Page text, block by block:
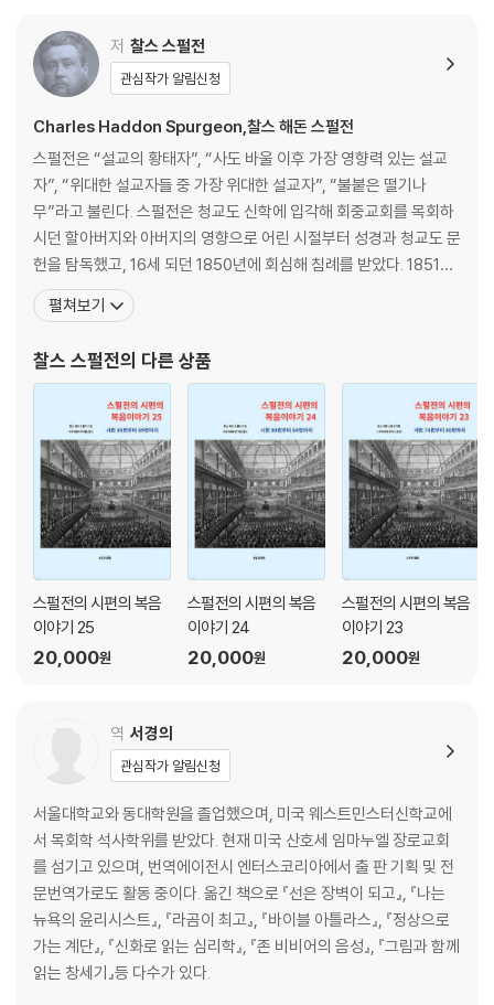
저 찰스 스펄전
관심작가 알림신청
Charles Haddon Spurgeon,찰스 해돈 스펄전
스펄전은 “설교의 황태자”, “사도 바울 이후 가장 영향력 있는 설교
자”, “위대한 설교자들 중 가장 위대한 설교자”, “불붙은 떨기나
무”라고 불린다. 스펄전은 청교도 신학에 입각해 회중교회를 목회하
시던 할아버지와 아버지의 영향으로 어린 시절부터 성경과 청교도 문
헌을 탐독했고, 16세 되던 1850년에 회심해 침례를 받았다. 1851년
17세 나이에 케임브리지 근교에 위치한 워터비치에서 한 작은 시골
교회의 담임목사, 1853년 19세 나이에 New Park Street Chapel
국교회 제도에 대해서는 강력하게 반
펼쳐보기
찰스 스펄전의 다른 상품
스펄전의 시편의 복음
이야기 25
20,000원
스펄전의 시편의 복음
이야기 24
20,000원
스펄전의 시편의 복음
이야기 23
20,000원
역 서경의
관심작가 알림신청
서울대학교와 동대학원을 졸업했으며, 미국 웨스트민스터신학교에
서 목회학 석사학위를 받았다. 현재 미국 산호세 임마누엘 장로교회
를 섬기고 있으며, 번역에이전시 엔터스코리아에서 출 판 기획 및 전
문번역가로도 활동 중이다. 옮긴 책으로 『선은 장벽이 되고』, 『나는
뉴욕의 윤리시스트』, 『라곰이 최고』, 『바이블 아틀라스』, 『정상으로
가는 계단』, 『신화로 읽는 심리학』, 『존 비비어의 음성』, 『그림과 함께
읽는 창세기』등 다수가 있다.